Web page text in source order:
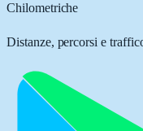
Chilometriche
Distanze, percorsi e